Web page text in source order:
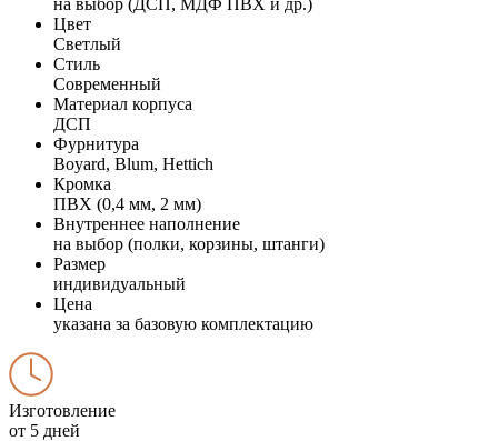
Цвет
Светлый
Стиль
Современный
Материал корпуса
ДСП
Фурнитура
Boyard, Blum, Hettich
Кромка
ПВХ (0,4 мм, 2 мм)
Внутреннее наполнение
на выбор (полки, корзины, штанги)
Размер
индивидуальный
Цена
указана за базовую комплектацию
Изготовление
от 5 дней